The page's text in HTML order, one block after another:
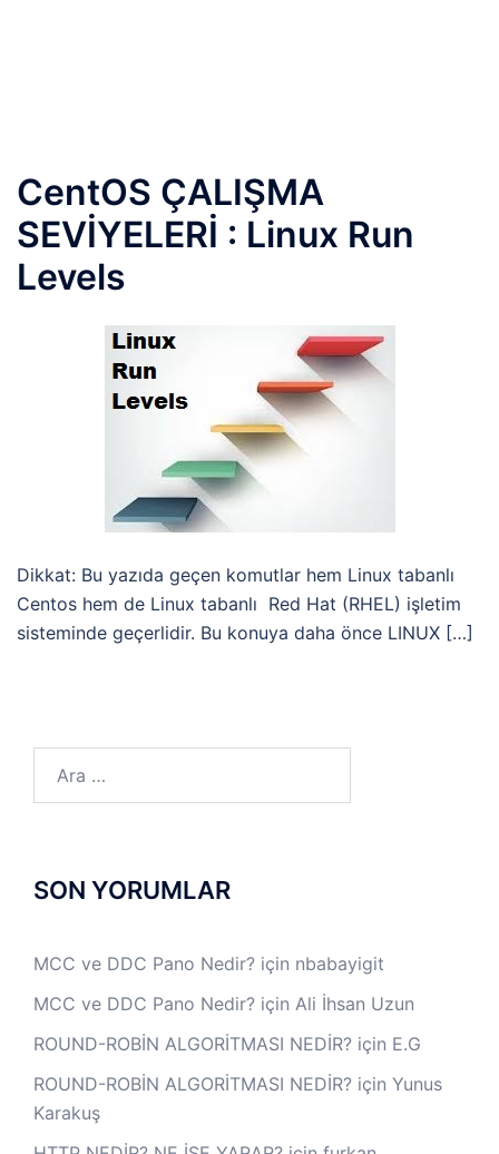
CentOS ÇALIŞMA
SEVİYELERİ : Linux Run
Levels
Dikkat: Bu yazıda geçen komutlar hem Linux tabanlı
Centos hem de Linux tabanlı Red Hat (RHEL) işletim
sisteminde geçerlidir. Bu konuya daha önce LINUX […]
SON YORUMLAR
MCC ve DDC Pano Nedir? için nbabayigit
MCC ve DDC Pano Nedir? için Ali İhsan Uzun
ROUND-ROBİN ALGORİTMASI NEDİR? için E.G
ROUND-ROBİN ALGORİTMASI NEDİR? için Yunus
Karakuş